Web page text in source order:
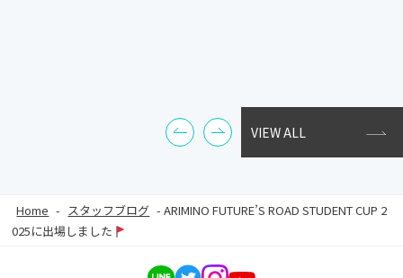
VIEW ALL
Home - スタッフブログ -ARIMINO FUTURE’S ROAD STUDENT CUP 2
025に出場しました